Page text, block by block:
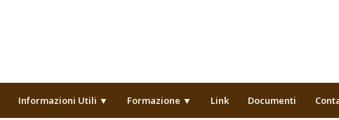
Informazioni Utili ▼ Formazione ▼ Link Documenti